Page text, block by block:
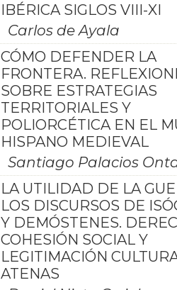
IBÉRICA SIGLOS VIII-XI
Carlos de Ayala
CÓMO DEFENDER LA
FRONTERA.
SOBRE ESTRATEGIAS
TERRITORIALES Y
POLIORCÉTICA EN EL
HISPANO MEDIEVAL
Santiago Palacios
LA UTILIDAD DE LA
LOS DISCURSOS DE
Y DEMÓSTENES.
COHESIÓN SOCIAL Y
LEGITIMACIÓN
ATENAS